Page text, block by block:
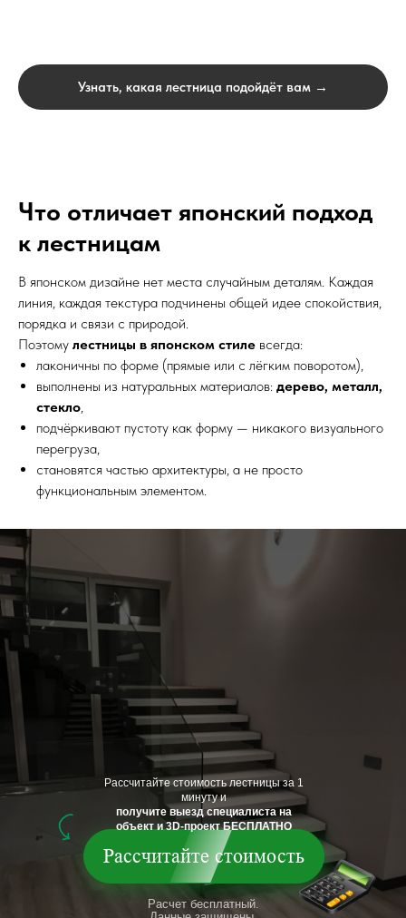
Узнать, какая лестница подойдёт вам →
Что отличает японский подход
к лестницам
В японском дизайне нет места случайным деталям. Каждая
линия, каждая текстура подчинены общей идее спокойствия,
порядка и связи с природой.
Поэтому лестницы в японском стиле всегда:
лаконичны по форме (прямые или с лёгким поворотом),
выполнены из натуральных материалов: дерево, металл,
стекло,
подчёркивают пустоту как форму — никакого визуального
перегруза,
становятся частью архитектуры, а не просто
функциональным элементом.
Рассчитайте стоимость
Расчет бесплатный.
Рассчитайте стоимость лестницы за 1
минуту и
получите выезд специалиста на
объект и 3D-проект БЕСПЛАТНО